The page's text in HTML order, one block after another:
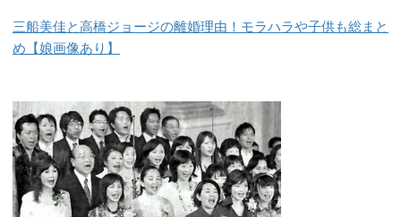
三船美佳と高橋ジョージの離婚理由！モラハラや子供も総まと
め【娘画像あり】